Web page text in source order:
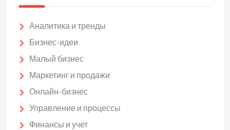
Аналитика и тренды
Бизнес-идеи
Малый бизнес
Маркетинг и продажи
Онлайн-бизнес
Управление и процессы
Финансы и учет